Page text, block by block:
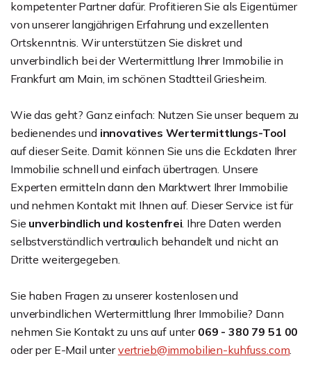
kompetenter Partner dafür. Profitieren Sie als Eigentümer
von unserer langjährigen Erfahrung und exzellenten
Ortskenntnis. Wir unterstützen Sie diskret und
unverbindlich bei der Wertermittlung Ihrer Immobilie in
Frankfurt am Main, im schönen Stadtteil Griesheim.
Wie das geht? Ganz einfach: Nutzen Sie unser bequem zu
bedienendes und innovatives Wertermittlungs-Tool
auf dieser Seite. Damit können Sie uns die Eckdaten Ihrer
Immobilie schnell und einfach übertragen. Unsere
Experten ermitteln dann den Marktwert Ihrer Immobilie
und nehmen Kontakt mit Ihnen auf. Dieser Service ist für
Sie unverbindlich und kostenfrei. Ihre Daten werden
selbstverständlich vertraulich behandelt und nicht an
Dritte weitergegeben.
Sie haben Fragen zu unserer kostenlosen und
unverbindlichen Wertermittlung Ihrer Immobilie? Dann
nehmen Sie Kontakt zu uns auf unter 069 - 380 79 51 00
oder per E-Mail untervertrieb@immobilien-kuhfuss.com.